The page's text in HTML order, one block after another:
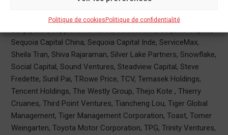
Politique de cookiesPolitique de confidentialité
Liang, Rushika Fernandopulle, Salesforce Ventures,
SambaNova Systems, Samsung Ventures, Sandeep K Gupta,
Sanjay Beri, Sapphire Ventures, SentinelOne, Sequoia Capital,
Sequoia Capital China, Sequoia Capital Inde, ServiceMax,
Sheila Tran, Shiva Rajaraman, Silver Lake Partners, Snowflake,
Social Capital, Sound Ventures, Steadview Capital, Steve
Fredette, Sunil Pai, T.Rowe Price, TCV, Temasek Holdings,
Tencent Holdings, The Westly Group, Thejo Kote , Thierry
Cruanes, Third Point Ventures, Tiancheng Lou, Tiger Global
Management, Tiger Management Corporation, Toast, Tomer
Weingarten, Toyota Motor Corporation, TPG, Trinity Ventures,